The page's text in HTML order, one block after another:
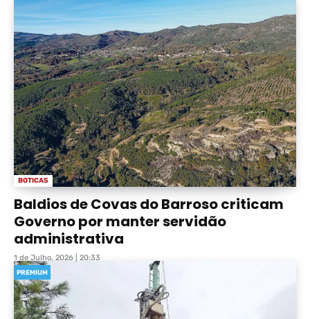
BOTICAS
Baldios de Covas do Barroso criticam
Governo por manter servidão
administrativa
1 de Julho, 2026 | 20:33
PREMIUM